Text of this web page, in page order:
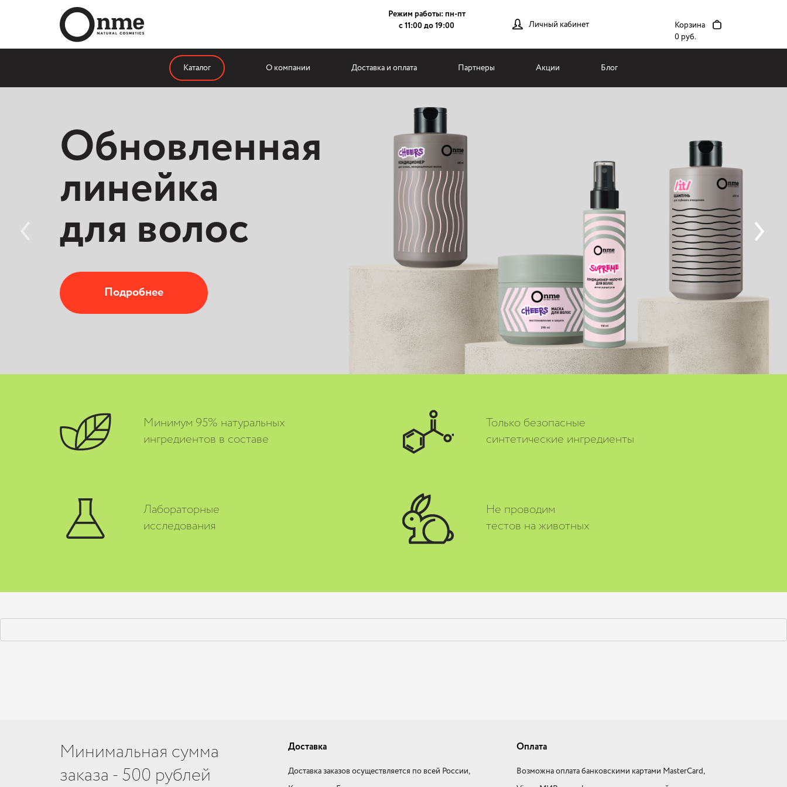
Режим работы: пн-пт
с 11:00 до 19:00
Личный кабинет
Корзина
0 руб.
Каталог О компании Доставка и оплата Партнеры Акции Блог
Обновленная
линейка
для волос
Подробнее
Минимум 95% натуральных
ингредиентов в составе
Только безопасные
синтетические ингредиенты
Лабораторные
исследования
Не проводим
тестов на животных
Минимальная сумма
заказа - 500 рублей
Доставка
Доставка заказов осуществляется по всей России,
Оплата
Возможна оплата банковскими картами MasterCard,